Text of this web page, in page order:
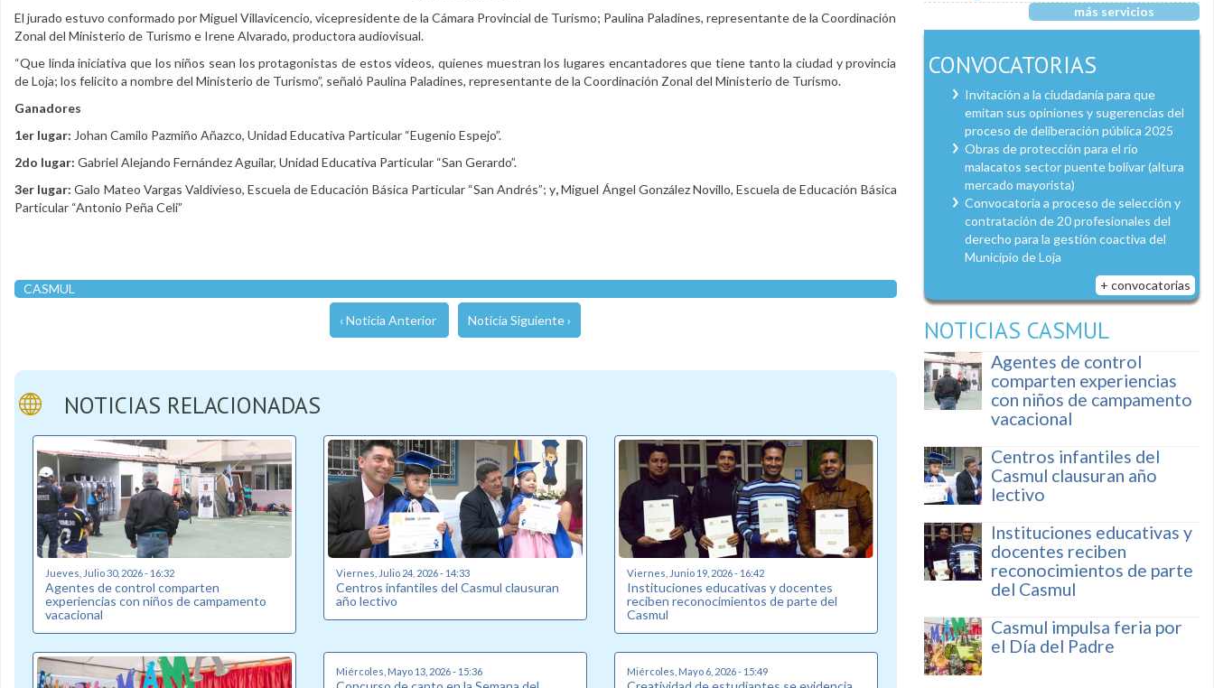
El jurado estuvo conformado por Miguel Villavicencio, vicepresidente de la Cámara Provincial de Turismo; Paulina Paladines, representante de la Coordinación
Zonal del Ministerio de Turismo e Irene Alvarado, productora audiovisual.
“Que linda iniciativa que los niños sean los protagonistas de estos videos, quienes muestran los lugares encantadores que tiene tanto la ciudad y provincia
de Loja; los felicito a nombre del Ministerio de Turismo”, señaló Paulina Paladines, representante de la Coordinación Zonal del Ministerio de Turismo.
Ganadores
1er lugar: Johan Camilo Pazmiño Añazco, Unidad Educativa Particular “Eugenio Espejo”.
2do lugar: Gabriel Alejando Fernández Aguilar, Unidad Educativa Particular “San Gerardo”.
3er lugar:Galo Mateo Vargas Valdivieso, Escuela de Educación Básica Particular “San Andrés”; y,Miguel Ángel González Novillo, Escuela de Educación Básica
Particular “Antonio Peña Celi”
CASMUL
‹ Noticia Anterior Noticia Siguiente ›
NOTICIAS RELACIONADAS
Jueves, Julio 30, 2026 - 16:32
Agentes de control comparten
experiencias con niños de campamento
vacacional
Viernes, Julio 24, 2026 - 14:33
Centros infantiles del Casmul clausuran
año lectivo
Viernes, Junio 19, 2026 - 16:42
Instituciones educativas y docentes
reciben reconocimientos de parte del
Casmul
Miércoles, Mayo 13, 2026 - 15:36 Miércoles, Mayo 6, 2026 - 15:49
más servicios
CONVOCATORIAS
Invitación a la ciudadanía para que
emitan sus opiniones y sugerencias del
proceso de deliberación pública 2025
Obras de protección para el río
malacatos sector puente bolívar (altura
mercado mayorista)
Convocatoria a proceso de selección y
contratación de 20 profesionales del
derecho para la gestión coactiva del
Municipio de Loja
+ convocatorias
NOTICIAS CASMUL
Agentes de control
comparten experiencias
con niños de campamento
vacacional
Centros infantiles del
Casmul clausuran año
lectivo
Instituciones educativas y
docentes reciben
reconocimientos de parte
del Casmul
Casmul impulsa feria por
el Día del Padre